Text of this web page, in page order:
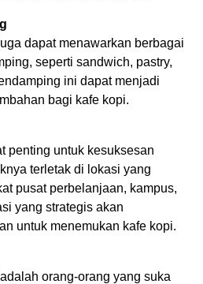
dapat menawarkan berbagai
seperti sandwich, pastry,
ini dapat menjadi
bagi kafe kopi.
penting untuk kesuksesan
terletak di lokasi yang
pusat perbelanjaan, kampus,
yang strategis akan
untuk menemukan kafe kopi.
orang-orang yang suka